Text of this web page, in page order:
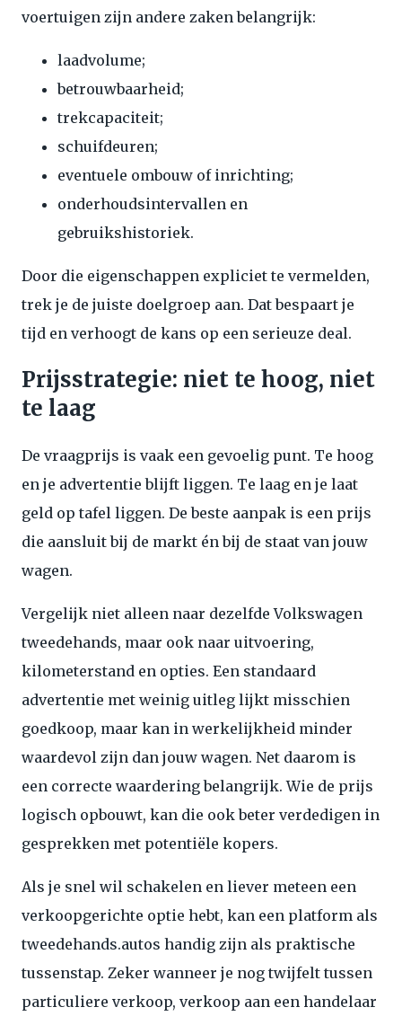
voertuigen zijn andere zaken belangrijk:
laadvolume;
betrouwbaarheid;
trekcapaciteit;
schuifdeuren;
eventuele ombouw of inrichting;
onderhoudsintervallen en
gebruikshistoriek.
Door die eigenschappen expliciet te vermelden,
trek je de juiste doelgroep aan. Dat bespaart je
tijd en verhoogt de kans op een serieuze deal.
Prijsstrategie: niet te hoog, niet
te laag
De vraagprijs is vaak een gevoelig punt. Te hoog
en je advertentie blijft liggen. Te laag en je laat
geld op tafel liggen. De beste aanpak is een prijs
die aansluit bij de markt én bij de staat van jouw
wagen.
Vergelijk niet alleen naar dezelfde Volkswagen
tweedehands, maar ook naar uitvoering,
kilometerstand en opties. Een standaard
advertentie met weinig uitleg lijkt misschien
goedkoop, maar kan in werkelijkheid minder
waardevol zijn dan jouw wagen. Net daarom is
een correcte waardering belangrijk. Wie de prijs
logisch opbouwt, kan die ook beter verdedigen in
gesprekken met potentiële kopers.
Als je snel wil schakelen en liever meteen een
verkoopgerichte optie hebt, kan een platform als
tweedehands.autos handig zijn als praktische
tussenstap. Zeker wanneer je nog twijfelt tussen
particuliere verkoop, verkoop aan een handelaar